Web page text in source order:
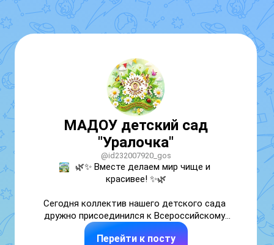
МАДОУ детский сад
"Уралочка"
@id232007920_gos
🌿✨ Вместе делаем мир чище и
красивее! ✨🌿
Сегодня коллектив нашего детского сада
дружно присоединился к Всероссийскому
субботнику! 💪
Перейти к посту